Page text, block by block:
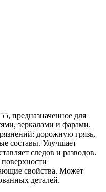
предназначенное для
зеркалами и фарами.
дорожную грязь,
составы. Улучшает
следов и разводов.
свойства. Может
деталей.